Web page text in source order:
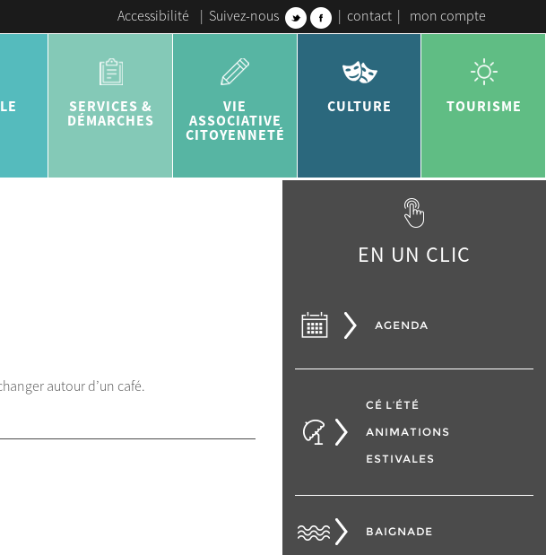
Accessibilité | Suivez-nous | contact | mon compte
SERVICES &
DÉMARCHES
VIE
ASSOCIATIVE
CITOYENNETÉ
CULTURE TOURISME
autour d’un café.
EN UN CLIC
AGENDA
CÉ L’ÉTÉ
ANIMATIONS
ESTIVALES
BAIGNADE